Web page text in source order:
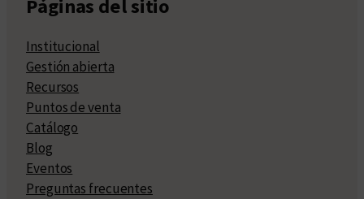
Páginas del sitio
Institucional
Gestión abierta
Recursos
Puntos de venta
Catálogo
Blog
Eventos
Preguntas frecuentes